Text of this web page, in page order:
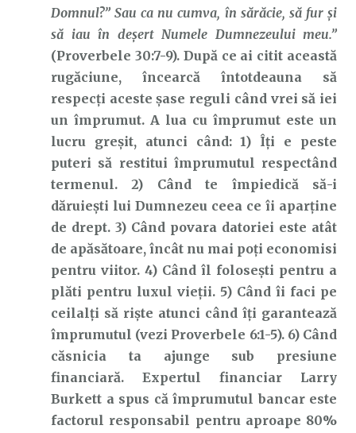
Domnul?” Sau ca nu cumva, în sărăcie, să fur și
să iau în deșert Numele Dumnezeului meu.”
(Proverbele 30:7-9). După ce ai citit această
rugăciune, încearcă întotdeauna să
respecți aceste șase reguli când vrei să iei
un împrumut. A lua cu împrumut este un
lucru greșit, atunci când: 1) Îți e peste
puteri să restitui împrumutul respectând
termenul. 2) Când te împiedică să-i
dăruiești lui Dumnezeu ceea ce îi aparține
de drept. 3) Când povara datoriei este atât
de apăsătoare, încât nu mai poți economisi
pentru viitor. 4) Când îl folosești pentru a
plăti pentru luxul vieții. 5) Când îi faci pe
ceilalți să riște atunci când îți garantează
împrumutul (vezi Proverbele 6:1-5). 6) Când
căsnicia ta ajunge sub presiune
financiară. Expertul financiar Larry
Burkett a spus că împrumutul bancar este
factorul responsabil pentru aproape 80%